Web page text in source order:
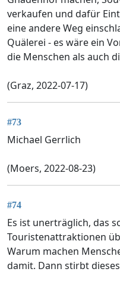
verkaufen und dafür
eine andere Weg
Quälerei - es wäre ein
die Menschen als auch
(Graz, 2022-07-17)
#73
Michael Gerrlich
(Moers, 2022-08-23)
#74
Es ist unerträglich, das
Touristenattraktionen
Warum machen
damit. Dann stirbt